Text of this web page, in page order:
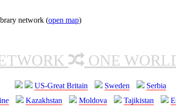
network (open map)
ONE
US-Great Britain Sweden
Serbia
Kazakhstan Moldova Tajikistan